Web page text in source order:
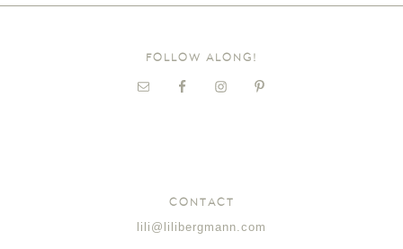
FOLLOW ALONG!
CONTACT
lili@lilibergmann.com